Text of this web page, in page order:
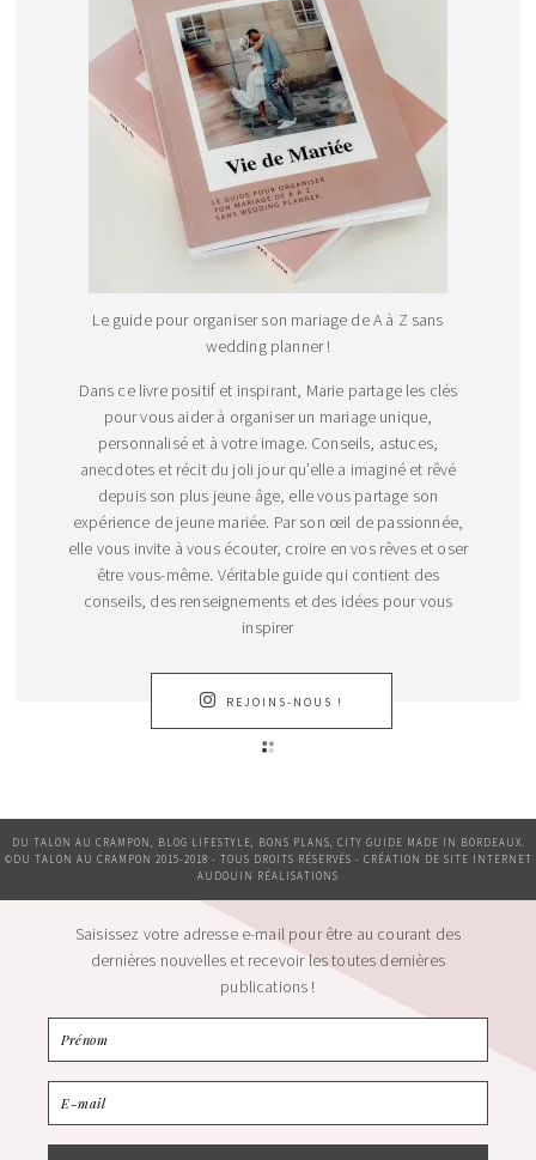
Le guide pour organiser son mariage de A à Z sans
wedding planner !
Dans ce livre positif et inspirant, Marie partage les clés
pour vous aider à organiser un mariage unique,
personnalisé et à votre image. Conseils, astuces,
anecdotes et récit du joli jour qu’elle a imaginé et rêvé
depuis son plus jeune âge, elle vous partage son
expérience de jeune mariée. Par son œil de passionnée,
elle vous invite à vous écouter, croire en vos rêves et oser
être vous-même. Véritable guide qui contient des
conseils, des renseignements et des idées pour vous
inspirer
REJOINS-NOUS !
DU TALON AU CRAMPON, BLOG LIFESTYLE, BONS PLANS, CITY GUIDE MADE IN BORDEAUX.
©DU TALON AU CRAMPON 2015-2018 - TOUS DROITS RÉSERVÉS - CRÉATION DE SITE INTERNET
AUDOUIN RÉALISATIONS
Saisissez votre adresse e-mail pour être au courant des
dernières nouvelles et recevoir les toutes dernières
publications !